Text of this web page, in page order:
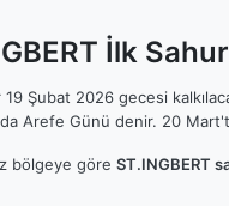
İlk
19 Şubat 2026 gecesi
Arefe Günü denir. 20
bölgeye göre ST.INGBERT